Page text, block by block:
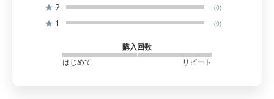
★ 2 (0)
★ 1 (0)
購入回数
はじめて
リピート